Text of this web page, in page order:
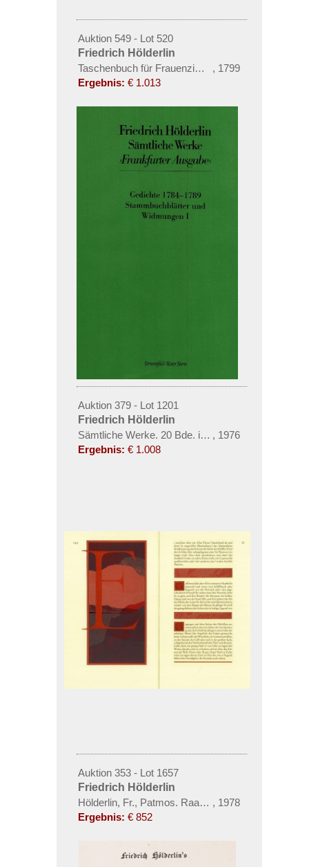
Auktion 549 - Lot 520
Friedrich Hölderlin
Taschenbuch für Frauenzimmer
, 1799
Ergebnis: € 1.013
Auktion 379 - Lot 1201
Friedrich Hölderlin
Sämtliche Werke. 20 Bde. inkl. 3 Faksimiles und
, 1976
Ergebnis: € 1.008
Auktion 353 - Lot 1657
Friedrich Hölderlin
Hölderlin, Fr., Patmos. Raamin-Presse 1978.
, 1978
Ergebnis: € 852